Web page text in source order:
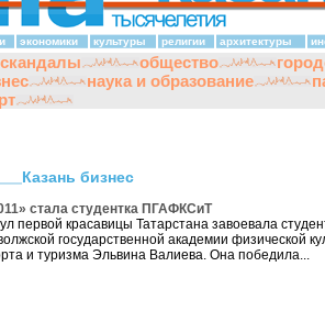
экономики культуры религии архитектуры
скандалы общество
наука и образование
Казань бизнес
стала студентка ПГАФКСиТ
первой красавицы Татарстана завоевала
государственной академии физической
и туризма Эльвина Валиева. Она победила...